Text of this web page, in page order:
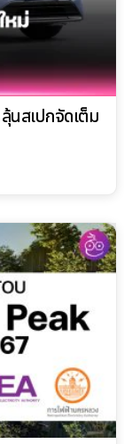
นสเปกจัดเต็ม